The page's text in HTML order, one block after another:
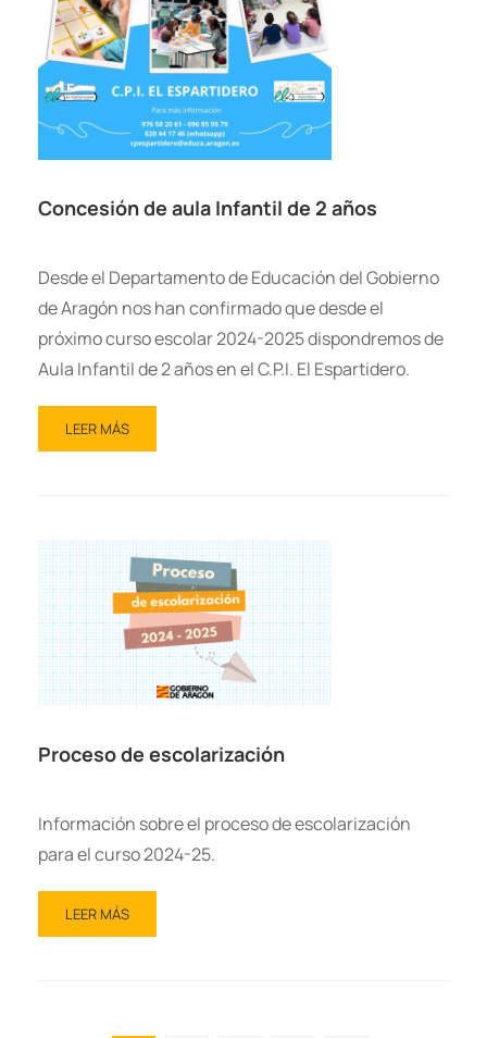
Concesión de aula Infantil de 2 años
Desde el Departamento de Educación del Gobierno
de Aragón nos han confirmado que desde el
próximo curso escolar 2024-2025 dispondremos de
Aula Infantil de 2 años en el C.P.I. El Espartidero.
LEER MÁS
Proceso de escolarización
Información sobre el proceso de escolarización
para el curso 2024-25.
LEER MÁS